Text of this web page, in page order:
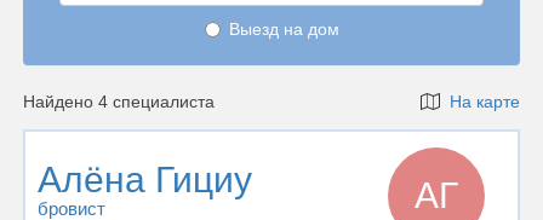
Выезд на дом
Найдено 4 специалиста На карте
Алёна Гициу
бровист АГ